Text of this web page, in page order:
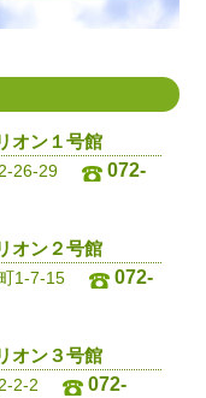
オン１号館
26-29
072-
オン２号館
1-7-15
072-
オン３号館
2-2
072-